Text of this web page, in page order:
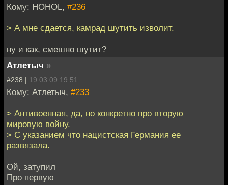
Кому: HOHOL, #236
> А мне сдается, камрад шутить изволит.
ну и как, смешно шутит?
Атлетыч »
#238 | 19.03.09 19:51
Кому: Атлетыч, #233
> Антивоенная, да, но конкретно про вторую
мировую войну.
> С указанием что нацистская Германия ее
развязала.
Ой, затупил
Про первую